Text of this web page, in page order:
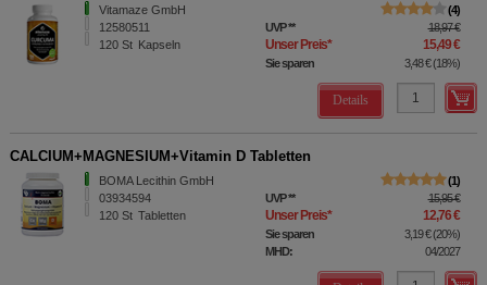
Vitamaze GmbH
12580511
120 St Kapseln
4
UVP** 18,97 €
Unser Preis* 15,49 €
Sie sparen 3,48 €(18%)
Details
CALCIUM+MAGNESIUM+Vitamin D Tabletten
BOMA Lecithin GmbH
03934594
120 St Tabletten
1
UVP** 15,95 €
Unser Preis* 12,76 €
Sie sparen 3,19 €(20%)
MHD:
04/2027